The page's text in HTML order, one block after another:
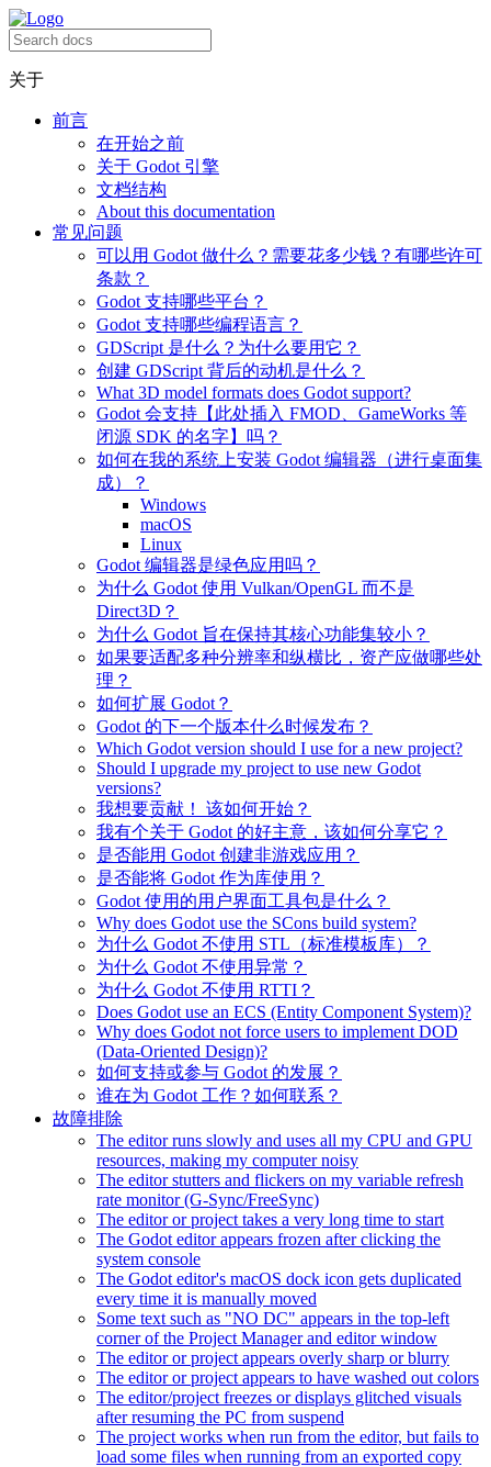
关于
前言
在开始之前
关于 Godot 引擎
文档结构
About this documentation
常见问题
可以用 Godot 做什么？需要花多少钱？有哪些许可
条款？
Godot 支持哪些平台？
Godot 支持哪些编程语言？
GDScript 是什么？为什么要用它？
创建 GDScript 背后的动机是什么？
What 3D model formats does Godot support?
Godot 会支持【此处插入 FMOD、GameWorks 等
闭源 SDK 的名字】吗？
如何在我的系统上安装 Godot 编辑器（进行桌面集
成）？
Windows
macOS
Linux
Godot 编辑器是绿色应用吗？
为什么 Godot 使用 Vulkan/OpenGL 而不是
Direct3D？
为什么 Godot 旨在保持其核心功能集较小？
如果要适配多种分辨率和纵横比，资产应做哪些处
理？
如何扩展 Godot？
Godot 的下一个版本什么时候发布？
Which Godot version should I use for a new project?
Should I upgrade my project to use new Godot
versions?
我想要贡献！ 该如何开始？
我有个关于 Godot 的好主意，该如何分享它？
是否能用 Godot 创建非游戏应用？
是否能将 Godot 作为库使用？
Godot 使用的用户界面工具包是什么？
Why does Godot use the SCons build system?
为什么 Godot 不使用 STL（标准模板库）？
为什么 Godot 不使用异常？
为什么 Godot 不使用 RTTI？
Does Godot use an ECS (Entity Component System)?
Why does Godot not force users to implement DOD
(Data-Oriented Design)?
如何支持或参与 Godot 的发展？
谁在为 Godot 工作？如何联系？
故障排除
The editor runs slowly and uses all my CPU and GPU
resources, making my computer noisy
The editor stutters and flickers on my variable refresh
rate monitor (G-Sync/FreeSync)
The editor or project takes a very long time to start
The Godot editor appears frozen after clicking the
system console
The Godot editor's macOS dock icon gets duplicated
every time it is manually moved
Some text such as "NO DC" appears in the top-left
corner of the Project Manager and editor window
The editor or project appears overly sharp or blurry
The editor or project appears to have washed out colors
The editor/project freezes or displays glitched visuals
after resuming the PC from suspend
The project works when run from the editor, but fails to
load some files when running from an exported copy